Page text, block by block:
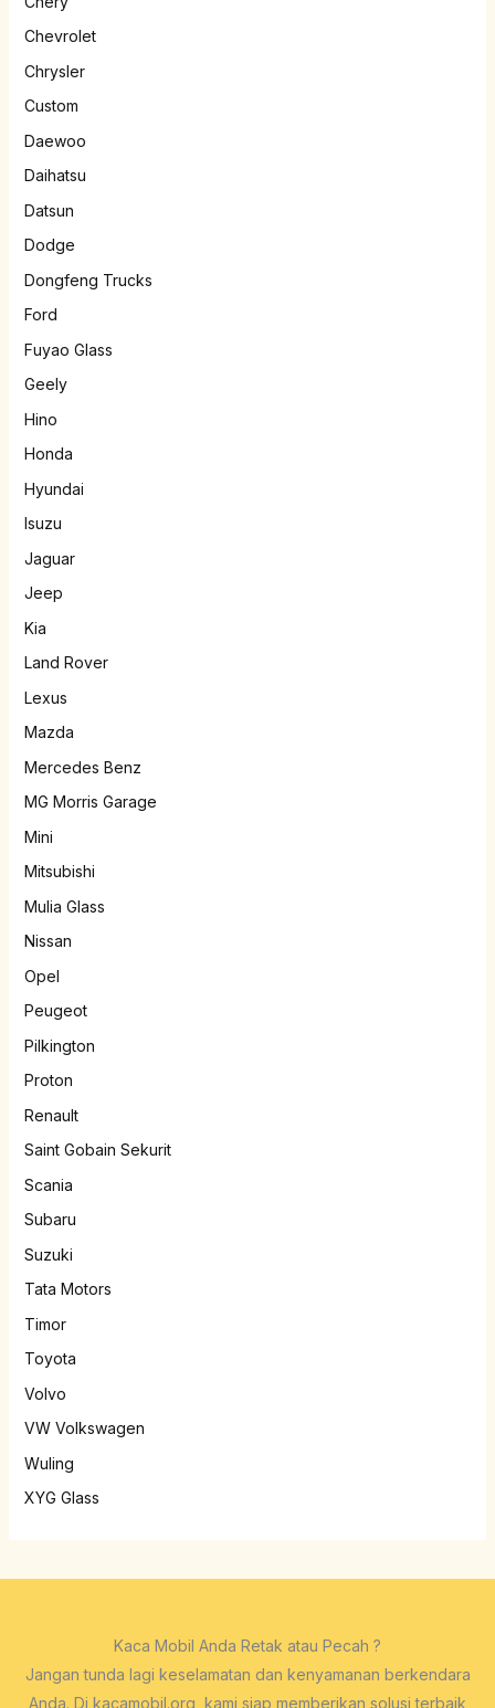
Chevrolet
Chrysler
Custom
Daewoo
Daihatsu
Datsun
Dodge
Dongfeng Trucks
Ford
Fuyao Glass
Geely
Hino
Honda
Hyundai
Isuzu
Jaguar
Jeep
Kia
Land Rover
Lexus
Mazda
Mercedes Benz
MG Morris Garage
Mini
Mitsubishi
Mulia Glass
Nissan
Opel
Peugeot
Pilkington
Proton
Renault
Saint Gobain Sekurit
Scania
Subaru
Suzuki
Tata Motors
Timor
Toyota
Volvo
VW Volkswagen
Wuling
XYG Glass
Kaca Mobil Anda Retak atau Pecah ?
Jangan tunda lagi keselamatan dan kenyamanan berkendara
Anda. Di kacamobil.org, kami siap memberikan solusi terbaik